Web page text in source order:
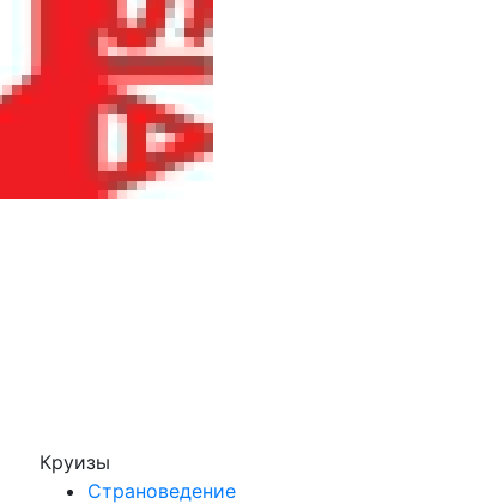
Круизы
Страноведение